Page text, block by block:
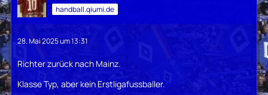
handball.qiumi.de
28. Mai 2025 um 13:31
Richter zurück nach Mainz.
Klasse Typ, aber kein Erstligafussballer.